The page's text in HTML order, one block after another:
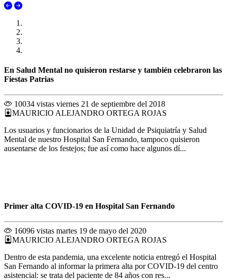
En Salud Mental no quisieron restarse y también celebraron las
Fiestas Patrias
10034 vistas viernes 21 de septiembre del 2018
MAURICIO ALEJANDRO ORTEGA ROJAS
Los usuarios y funcionarios de la Unidad de Psiquiatría y Salud
Mental de nuestro Hospital San Fernando, tampoco quisieron
ausentarse de los festejos; fue así como hace algunos dí...
Primer alta COVID-19 en Hospital San Fernando
16096 vistas martes 19 de mayo del 2020
MAURICIO ALEJANDRO ORTEGA ROJAS
Dentro de esta pandemia, una excelente noticia entregó el Hospital
San Fernando al informar la primera alta por COVID-19 del centro
asistencial: se trata del paciente de 84 años con res...